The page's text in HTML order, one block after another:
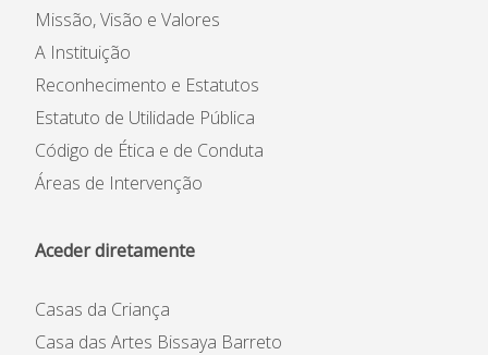
Missão, Visão e Valores
A Instituição
Reconhecimento e Estatutos
Estatuto de Utilidade Pública
Código de Ética e de Conduta
Áreas de Intervenção
Aceder diretamente
Casas da Criança
Casa das Artes Bissaya Barreto